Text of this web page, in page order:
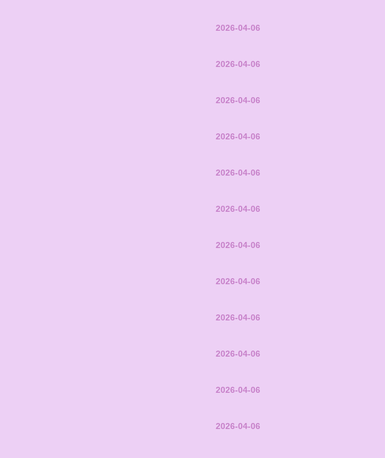
2026-04-06
2026-04-06
2026-04-06
2026-04-06
2026-04-06
2026-04-06
2026-04-06
2026-04-06
2026-04-06
2026-04-06
2026-04-06
2026-04-06